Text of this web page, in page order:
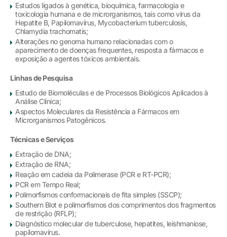
Estudos ligados à genética, bioquímica, farmacologia e
toxicologia humana e de microrganismos, tais como vírus da
Hepatite B, Papilomavírus, Mycobacterium tuberculosis,
Chlamydia trachomatis;
Alterações no genoma humano relacionadas com o
aparecimento de doenças frequentes, resposta a fármacos e
exposição a agentes tóxicos ambientais.
Linhas de Pesquisa
Estudo de Biomoléculas e de Processos Biológicos Aplicados à
Análise Clínica;
Aspectos Moleculares da Resistência a Fármacos em
Microrganismos Patogênicos.
Técnicas e Serviços
Extração de DNA;
Extração de RNA;
Reação em cadeia da Polimerase (PCR e RT-PCR);
PCR em Tempo Real;
Polimorfismos conformacionais de fita simples (SSCP);
Southern Blot e polimorfismos dos comprimentos dos fragmentos
de restrição (RFLP);
Diagnóstico molecular de tuberculose, hepatites, leishmaniose,
papilomavírus.